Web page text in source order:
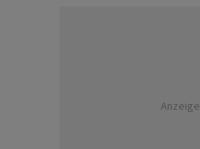
Anzeige